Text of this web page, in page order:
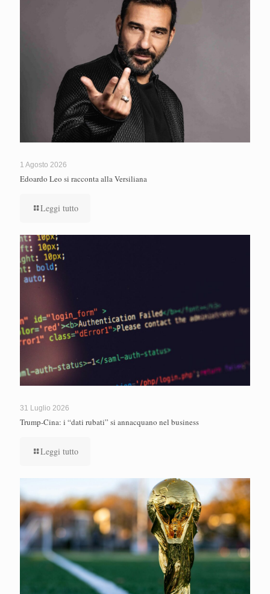
1 Agosto 2026
Edoardo Leo si racconta alla Versiliana
Leggi tutto
31 Luglio 2026
Trump-Cina: i “dati rubati” si annacquano nel business
Leggi tutto